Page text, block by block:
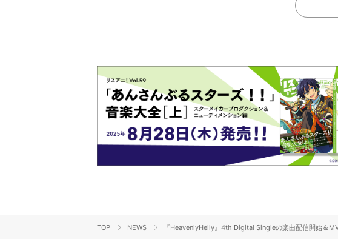
TOP NEWS 『HeavenlyHelly』4th Digital Singleの楽曲配信開始＆